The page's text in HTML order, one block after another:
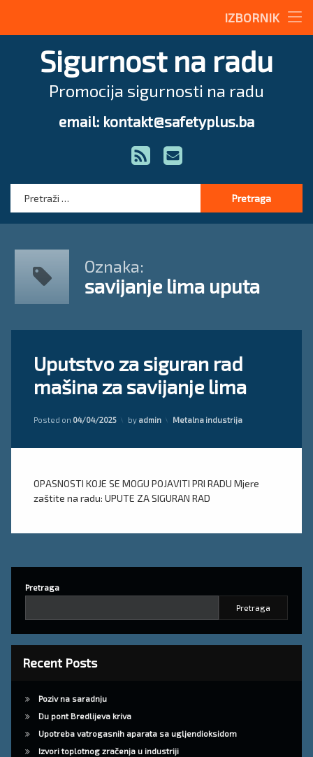
IZBORNIK
Radne upute
Magazin
Stručna pomoć
Sigurnost na radu
Promocija sigurnosti na radu
email: kontakt@safetyplus.ba
RSS E-mail
Oznaka:
savijanje lima uputa
Uputstvo za siguran rad
mašina za savijanje lima
Posted on 04/04/2025 by admin Kategorije:
Metalna industrija
OPASNOSTI KOJE SE MOGU POJAVITI PRI RADU Mjere
zaštite na radu: UPUTE ZA SIGURAN RAD
savijanje
lima
uputa
komentar
on
Uputstvo
za
rad
Pretraga
Pretraga
Recent Posts
Poziv na saradnju
Du pont Bredlijeva kriva
Upotreba vatrogasnih aparata sa ugljendioksidom
Izvori toplotnog zračenja u industriji